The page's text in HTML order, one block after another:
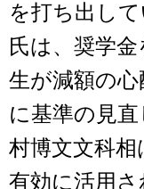
を打ち出し
氏は、奨学
生が減額の
に基準の見
村博文文科
有効に活用